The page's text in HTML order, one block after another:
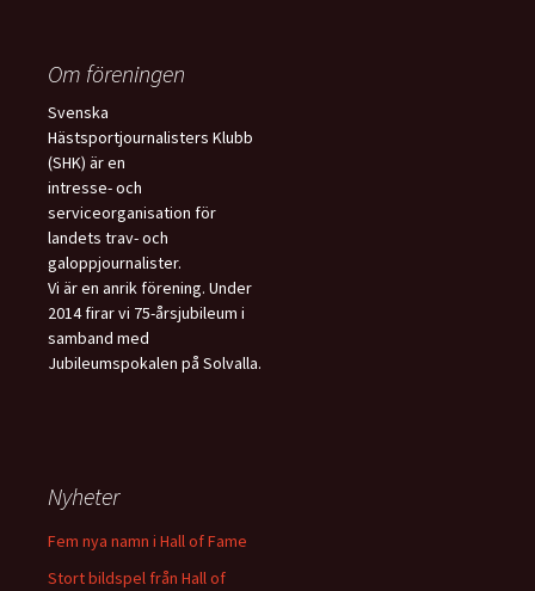
Om föreningen
Svenska
Hästsportjournalisters Klubb
(SHK) är en
intresse- och
serviceorganisation för
landets trav- och
galoppjournalister.
Vi är en anrik förening. Under
2014 firar vi 75-årsjubileum i
samband med
Jubileumspokalen på Solvalla.
Nyheter
Fem nya namn i Hall of Fame
Stort bildspel från Hall of